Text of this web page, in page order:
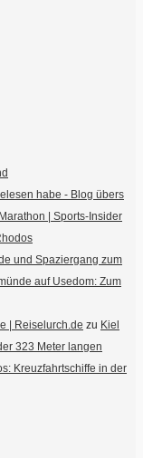
habe - Blog übers
| Sports-Insider
und Spaziergang zum
auf Usedom: Zum
| Reiselurch.de zu Kiel
323 Meter langen
Kreuzfahrtschiffe in der